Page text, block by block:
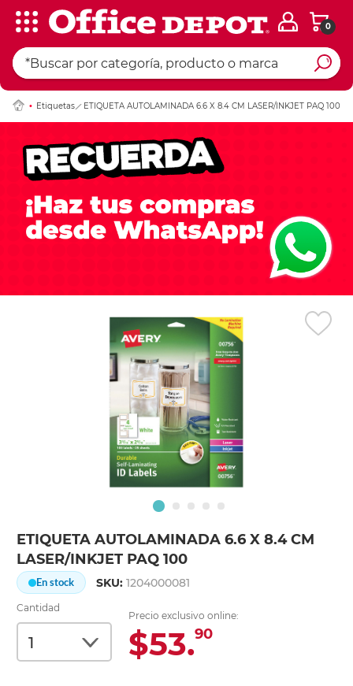
0
Etiquetas ETIQUETA AUTOLAMINADA 6.6 X 8.4 CM LASER/INKJET PAQ 100
ETIQUETA AUTOLAMINADA 6.6 X 8.4 CM
LASER/INKJET PAQ 100
En stock SKU:1204000081
Cantidad
Precio exclusivo online:
$53.90
Ingresar Codigo